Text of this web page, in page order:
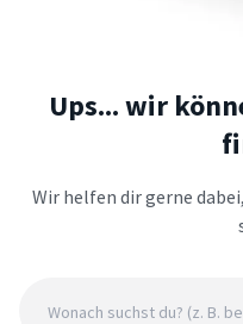
Ups... wir
Wir helfen dir gerne